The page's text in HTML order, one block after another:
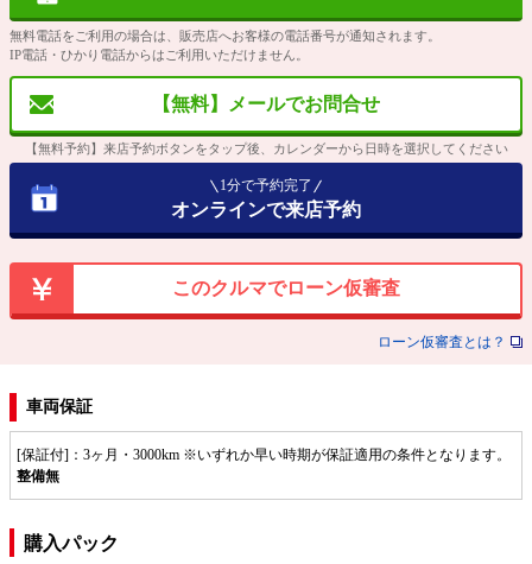
無料電話をご利用の場合は、販売店へお客様の電話番号が通知されます。
IP電話・ひかり電話からはご利用いただけません。
【無料】メールでお問合せ
【無料予約】来店予約ボタンをタップ後、カレンダーから日時を選択してください
1分で予約完了
オンラインで来店予約
このクルマでローン仮審査
ローン仮審査とは？
車両保証
[保証付]：3ヶ月・3000km ※いずれか早い時期が保証適用の条件となります。
整備無
購入パック